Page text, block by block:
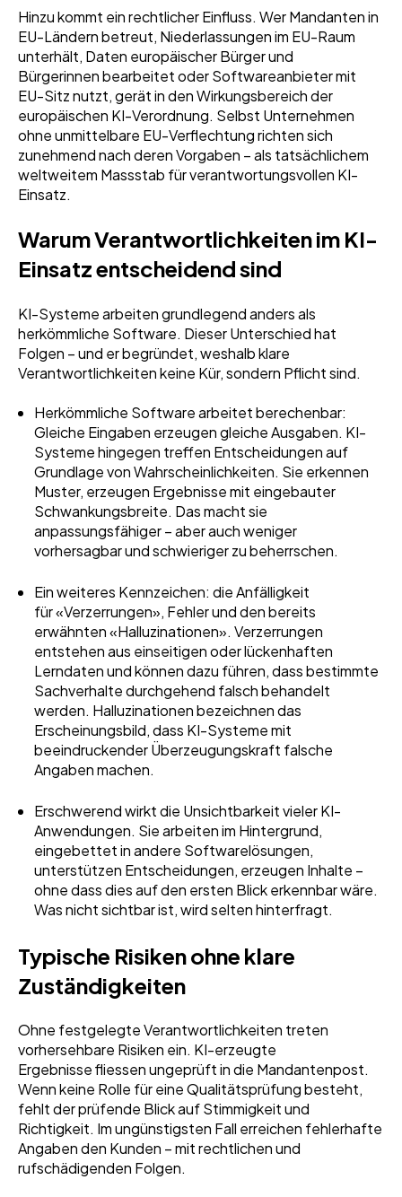
Hinzu kommt ein rechtlicher Einfluss. Wer Mandanten in
EU-Ländern betreut, Niederlassungen im EU-Raum
unterhält, Daten europäischer Bürger und
Bürgerinnen bearbeitet oder Softwareanbieter mit
EU-Sitz nutzt, gerät in den Wirkungsbereich der
europäischen KI-Verordnung. Selbst Unternehmen
ohne unmittelbare EU-Verflechtung richten sich
zunehmend nach deren Vorgaben – als tatsächlichem
weltweitem Massstab für verantwortungsvollen KI-
Einsatz.
Warum Verantwortlichkeiten im KI-
Einsatz entscheidend sind
KI-Systeme arbeiten grundlegend anders als
herkömmliche Software. Dieser Unterschied hat
Folgen – und er begründet, weshalb klare
Verantwortlichkeiten keine Kür, sondern Pflicht sind.
Herkömmliche Software arbeitet berechenbar:
Gleiche Eingaben erzeugen gleiche Ausgaben. KI-
Systeme hingegen treffen Entscheidungen auf
Grundlage von Wahrscheinlichkeiten. Sie erkennen
Muster, erzeugen Ergebnisse mit eingebauter
Schwankungsbreite. Das macht sie
anpassungsfähiger – aber auch weniger
vorhersagbar und schwieriger zu beherrschen.
Ein weiteres Kennzeichen: die Anfälligkeit
für «Verzerrungen», Fehler und den bereits
erwähnten «Halluzinationen». Verzerrungen
entstehen aus einseitigen oder lückenhaften
Lerndaten und können dazu führen, dass bestimmte
Sachverhalte durchgehend falsch behandelt
werden. Halluzinationen bezeichnen das
Erscheinungsbild, dass KI-Systeme mit
beeindruckender Überzeugungskraft falsche
Angaben machen.
Erschwerend wirkt die Unsichtbarkeit vieler KI-
Anwendungen. Sie arbeiten im Hintergrund,
eingebettet in andere Softwarelösungen,
unterstützen Entscheidungen, erzeugen Inhalte –
ohne dass dies auf den ersten Blick erkennbar wäre.
Was nicht sichtbar ist, wird selten hinterfragt.
Typische Risiken ohne klare
Zuständigkeiten
Ohne festgelegte Verantwortlichkeiten treten
vorhersehbare Risiken ein. KI-erzeugte
Ergebnisse fliessen ungeprüft in die Mandantenpost.
Wenn keine Rolle für eine Qualitätsprüfung besteht,
fehlt der prüfende Blick auf Stimmigkeit und
Richtigkeit. Im ungünstigsten Fall erreichen fehlerhafte
Angaben den Kunden – mit rechtlichen und
rufschädigenden Folgen.